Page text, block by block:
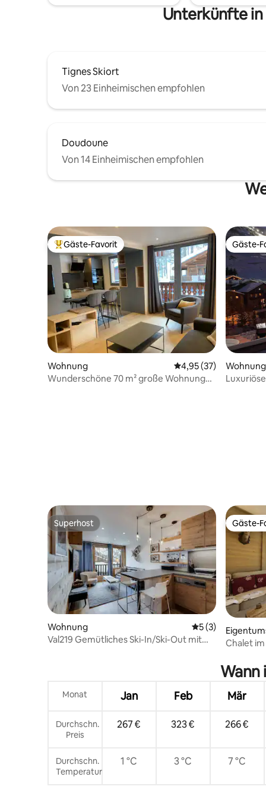
Unterkünfte in
Tignes Skiort
Von 23 Einheimischen empfohlen
Doudoune
Von 14 Einheimischen empfohlen
Beliebter Gäste-Favorit.
Gäste-Favorit
Wohnung Durchschnittliche
4,95 (37)
Wunderschöne 70 m² große Wohnung
Gäste-
Gäste-
Wohnung
Superhost
Superhost
Wohnung Durchschnittliche
5 (3)
Val219 Gemütliches Ski-In/Ski-Out mit
Gäste-
Gäste-
Chalet
Wann
Monat Jan Feb Mär
Durchschn.
Preis
267 € 323 € 266 €
Durchschn.
Temperatur
1 °C 3 °C 7 °C